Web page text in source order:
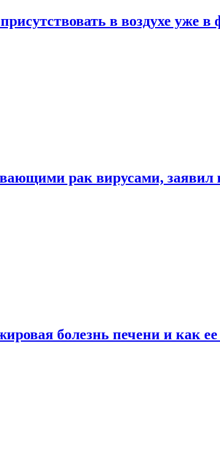
в воздухе уже в
рак вирусами, заявил
болезнь печени и как